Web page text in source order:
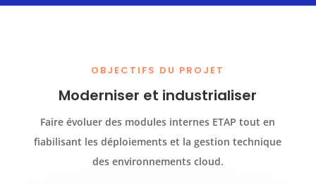
OBJECTIFS DU PROJET
Moderniser et industrialiser
Faire évoluer des modules internes ETAP tout en
fiabilisant les déploiements et la gestion technique
des environnements cloud.